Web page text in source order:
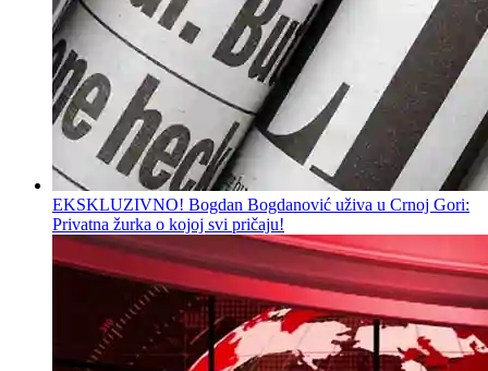
EKSKLUZIVNO! Bogdan Bogdanović uživa u Crnoj Gori:
Privatna žurka o kojoj svi pričaju!